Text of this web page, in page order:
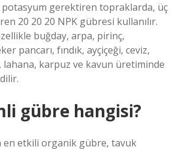
gerektiren topraklarda, üç
20 20 20 NPK gübresi kullanılır.
buğday, arpa, pirinç,
pancarı, fındık, ayçiçeği, ceviz,
lahana, karpuz ve kavun üretiminde
gübre hangisi?
en etkili organik gübre, tavuk